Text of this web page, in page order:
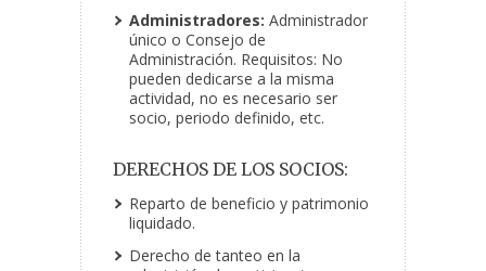
Administradores: Administrador
único o Consejo de
Administración. Requisitos: No
pueden dedicarse a la misma
actividad, no es necesario ser
socio, periodo definido, etc.
DERECHOS DE LOS SOCIOS:
Reparto de beneficio y patrimonio
liquidado.
Derecho de tanteo en la